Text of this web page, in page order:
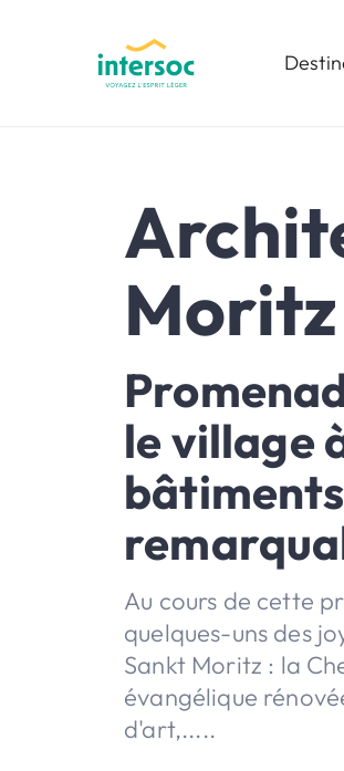
Moritz
le village
Au cours de cette
quelques-uns des
Sankt Moritz : la
évangélique
d'art,.....